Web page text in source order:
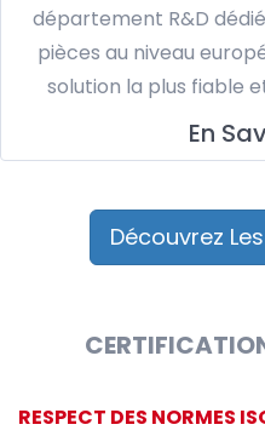
département R&D
pièces au niveau
solution la plus fiable
En
Découvrez
RESPECT DES NORMES